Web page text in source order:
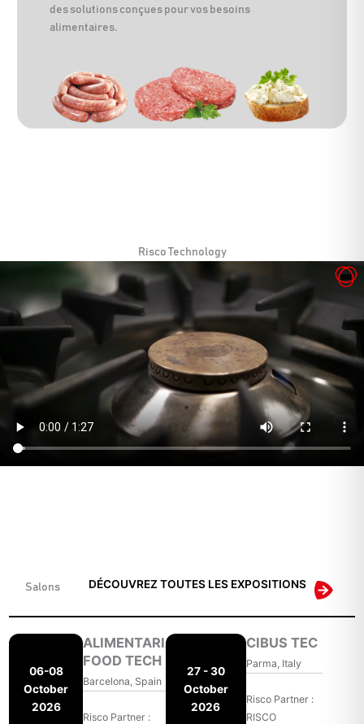
des solutions conçues pour vos besoins
alimentaires.
Risco Technology
Salons DÉCOUVREZ TOUTES LES EXPOSITIONS
06-08
October
2026
ALIMENTARIA
FOOD TECH
Barcelona, Spain
Risco Partner :
27 - 30
October
2026
CIBUS TEC
Parma, Italy
Risco Partner :
RISCO